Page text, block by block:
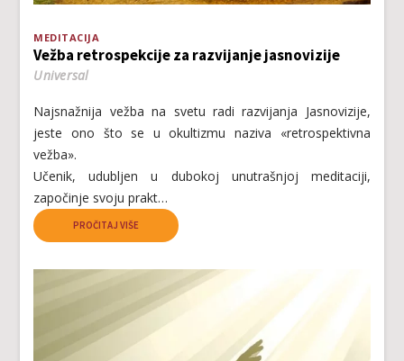
MEDITACIJA
Vežba retrospekcije za razvijanje jasnovizije
Universal
Najsnažnija vežba na svetu radi razvijanja Jasnovizije,
jeste ono što se u okultizmu naziva «retrospektivna
vežba».
Učenik, udubljen u dubokoj unutrašnjoj meditaciji,
započinje svoju prakt…
PROČITAJ VIŠE